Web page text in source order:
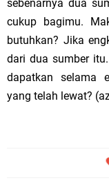
sebenarnya dua
cukup bagimu.
butuhkan? Jika
dari dua sumber
dapatkan selama
yang telah lewat?